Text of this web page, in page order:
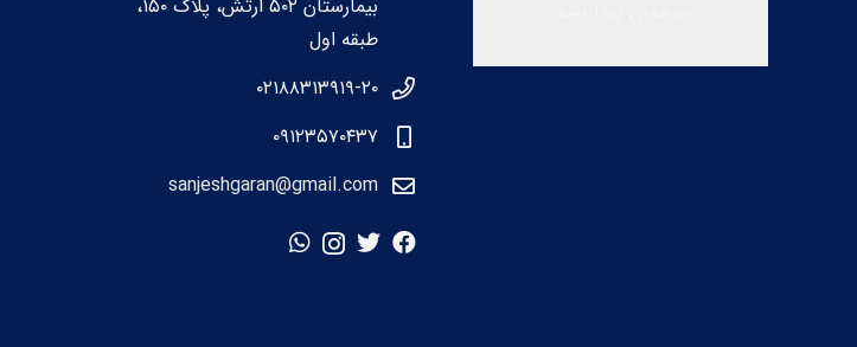
بیمارستان ۵۰۲ ارتش، پلاک ۱۵۰،
طبقه اول
۰۲۱۸۸۳۱۳۹۱۹-۲۰
۰۹۱۲۳۵۷۰۴۳۷
sanjeshgaran@gmail.com